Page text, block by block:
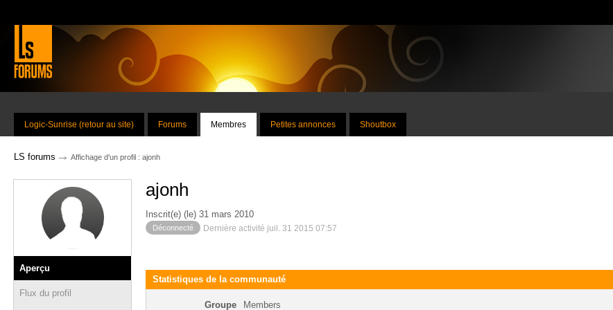
Logic-Sunrise (retour au site) Forums Membres Petites annonces Shoutbox
LS forums → Affichage d'un profil : ajonh
Aperçu
Flux du profil
ajonh
Inscrit(e) (le) 31 mars 2010
Déconnecté Dernière activité juil. 31 2015 07:57
Statistiques de la communauté
Groupe Members